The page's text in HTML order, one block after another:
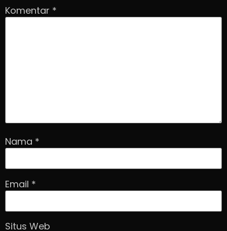
Komentar *
Nama *
Email *
Situs Web